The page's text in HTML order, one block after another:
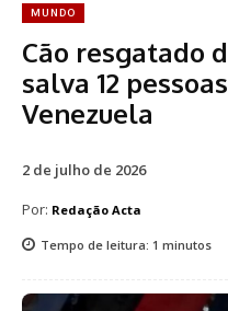
MUNDO
Cão resgatado
salva 12
Venezuela
2 de julho de 2026
Por: Redação Acta
Tempo de leitura: 1 minutos